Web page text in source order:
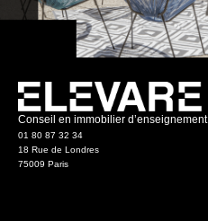
Conseil en immobilier d’enseignement
01 80 87 32 34
18 Rue de Londres
75009 Paris